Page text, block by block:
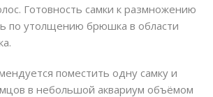
Готовность самки к размножению
по утолщению брюшка в области
поместить одну самку и
в небольшой аквариум объёмом